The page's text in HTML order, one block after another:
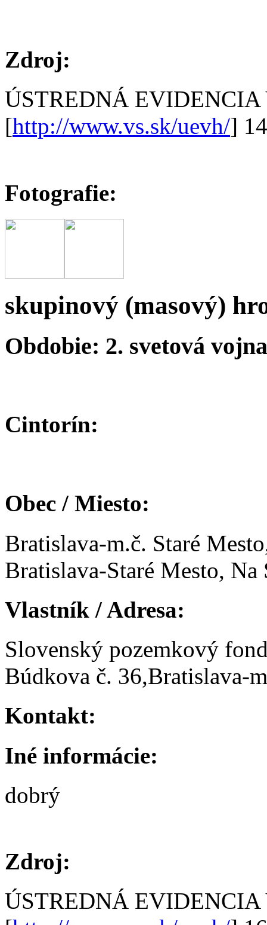
Zdroj:
ÚSTREDNÁ
[http://www.vs.sk/uevh/]
Fotografie:
skupinový (masový)
Obdobie: 2. svetová vojna
Cintorín:
Obec / Miesto:
Bratislava-m.č. Staré
Bratislava-Staré Mesto,
Vlastník / Adresa:
Slovenský pozemkový
Búdkova č. 36,Bratislava-
Kontakt:
Iné informácie:
dobrý
Zdroj:
ÚSTREDNÁ